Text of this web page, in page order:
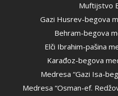
Muftijstvo
Gazi Husrev-begova
Behram-begova
Elči Ibrahim-pašina
Karađoz-begova
Medresa “Gazi Isa-
Medresa “Osman-ef.